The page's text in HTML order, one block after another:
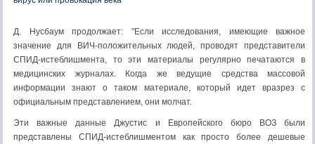
Д. Нусбаум продолжает: "Если исследования, имеющие важное
значение для ВИЧ-положительных людей, проводят представители
СПИД-истеблишмента, то эти материалы регулярно печатаются в
медицинских журналах. Когда же ведущие средства массовой
информации знают о таком материале, который идет вразрез с
официальным представлением, они молчат.
Эти важные данные Джустис и Европейского бюро ВОЗ были
представлены СПИД-истеблишментом как просто более дешевые